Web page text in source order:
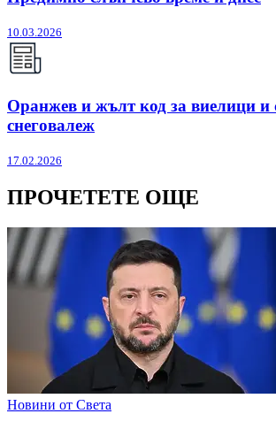
10.03.2026
Оранжев и жълт код за виелици и
снеговалеж
17.02.2026
ПРОЧЕТЕТЕ ОЩЕ
Новини от Света